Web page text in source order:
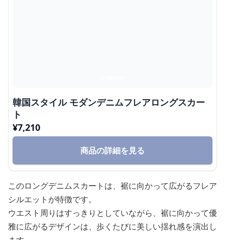
韓国スタイル モダンデニムフレアロングスカー
ト
¥7,210
商品の詳細を見る
このロングデニムスカートは、裾に向かって広がるフレア
シルエットが特徴です。
ウエスト周りはすっきりとしていながら、裾に向かって優
雅に広がるデザインは、歩くたびに美しい揺れ感を演出し